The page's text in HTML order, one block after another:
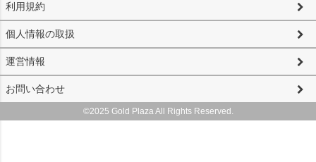
利用規約
個人情報の取扱
運営情報
お問い合わせ
©2025 Gold Plaza All Rights Reserved.